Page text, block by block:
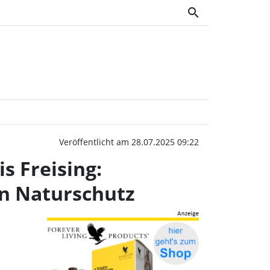
search
im
Veröffentlicht am 28.07.2025 09:22
Freising:
Naturschutz